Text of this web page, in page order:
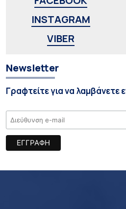
INSTAGRAM
VIBER
Newsletter
Γραφτείτε για να λαμβάνετε